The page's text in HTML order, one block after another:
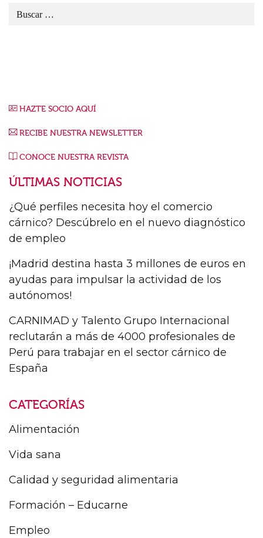
HAZTE SOCIO AQUÍ
RECIBE NUESTRA NEWSLETTER
CONOCE NUESTRA REVISTA
ÚLTIMAS NOTICIAS
¿Qué perfiles necesita hoy el comercio
cárnico? Descúbrelo en el nuevo diagnóstico
de empleo
¡Madrid destina hasta 3 millones de euros en
ayudas para impulsar la actividad de los
autónomos!
CARNIMAD y Talento Grupo Internacional
reclutarán a más de 4000 profesionales de
Perú para trabajar en el sector cárnico de
España
CATEGORÍAS
Alimentación
Vida sana
Calidad y seguridad alimentaria
Formación – Educarne
Empleo